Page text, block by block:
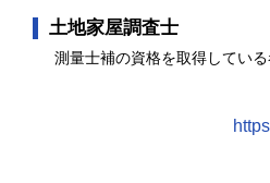
土地家屋調査士
測量士補の資格を取得してい